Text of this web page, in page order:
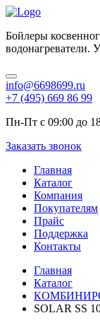
Бойлеры
водонагреватели.
info@6698699.ru
+7 (495) 669 86 99
Пн-Пт с 09:00 до
Заказать звонок
Главная
Каталог
Компания
Покупателям
Прайс
Поддержка
Контакты
Главная
Каталог
SOLAR SS